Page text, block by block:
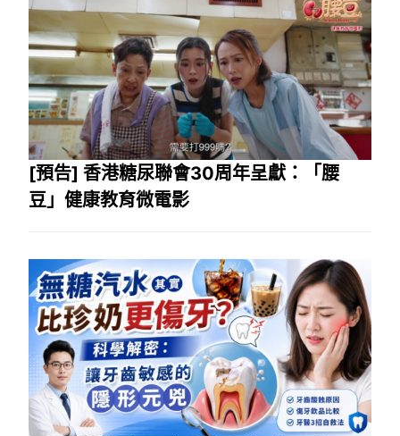
[預告] 香港糖尿聯會30周年呈獻：「腰
豆」健康教育微電影